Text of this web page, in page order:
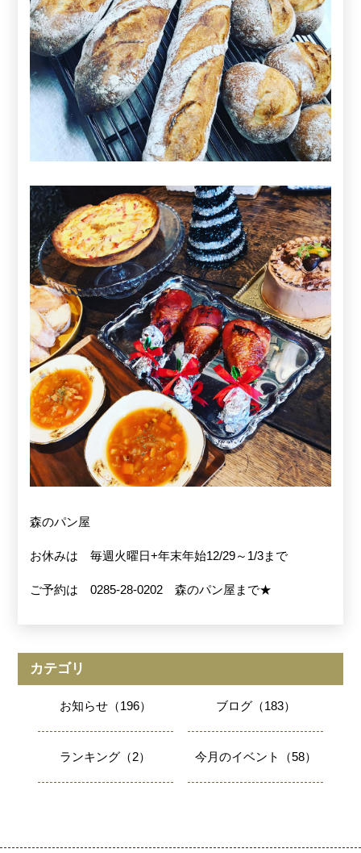
森のパン屋
お休みは 毎週火曜日+年末年始12/29～1/3まで
ご予約は 0285-28-0202 森のパン屋まで★
カテゴリ
お知らせ（196） ブログ（183）
ランキング（2） 今月のイベント（58）